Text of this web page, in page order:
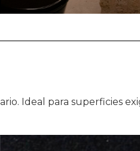
Ideal para superficies